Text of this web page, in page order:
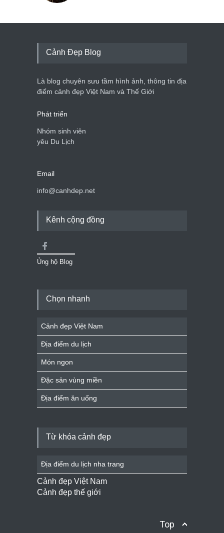
Cảnh Đẹp Blog
Là blog chuyên sưu tầm hình ảnh, thông tin địa
điểm cảnh đẹp Việt Nam và Thế Giới
Phát triển
Nhóm sinh viên
yêu Du Lịch
Email
info@canhdep.net
Kênh cộng đồng
Ủng hộ Blog
Chọn nhanh
Cảnh đẹp Việt Nam
Địa điểm du lịch
Món ngon
Đặc sản vùng miền
Địa điểm ăn uống
Từ khóa cảnh đẹp
Địa điểm du lịch nha trang
Cảnh đẹp Việt Nam
Cảnh đẹp thế giới
Top